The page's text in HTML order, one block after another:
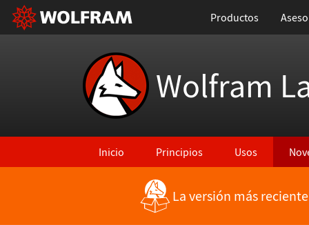
Productos
Wolfram
Inicio Principios Usos
La versión más